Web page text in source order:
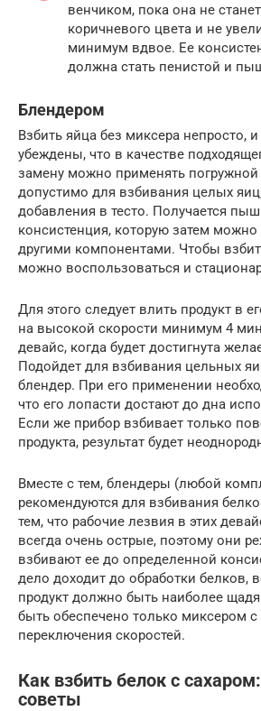
венчиком, пока она не
коричневого цвета и не
минимум вдвое. Ее
должна стать пенистой и
Блендером
Взбить яйца без миксера непросто,
убеждены, что в качестве
замену можно применять погружной
допустимо для взбивания целых
добавления в тесто. Получается
консистенция, которую затем
другими компонентами. Чтобы
можно воспользоваться и
Для этого следует влить продукт в
на высокой скорости минимум 4
девайс, когда будет достигнута
Подойдет для взбивания цельных
блендер. При его применении
что его лопасти достают до дна
Если же прибор взбивает только
продукта, результат будет
Вместе с тем, блендеры (любой
рекомендуются для взбивания
тем, что рабочие лезвия в этих
всегда очень острые, поэтому они
взбивают ее до определенной
дело доходит до обработки белков,
продукт должно быть наиболее
быть обеспечено только миксером
переключения скоростей.
Как взбить белок с
советы